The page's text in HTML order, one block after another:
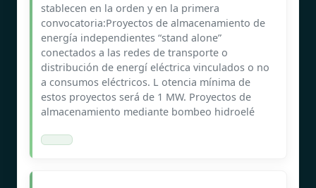
stablecen en la orden y en la primera
convocatoria:Proyectos de almacenamiento de
energía independientes “stand alone”
conectados a las redes de transporte o
distribución de energí eléctrica vinculados o no
a consumos eléctricos. L otencia mínima de
estos proyectos será de 1 MW. Proyectos de
almacenamiento mediante bombeo hidroelé